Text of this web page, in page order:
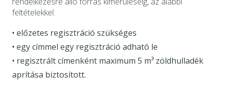
feltételekkel:
• előzetes regisztráció szükséges
• egy címmel egy regisztráció adható le
• regisztrált címenként maximum 5 m³ zöldhulladék
aprítása biztosított.